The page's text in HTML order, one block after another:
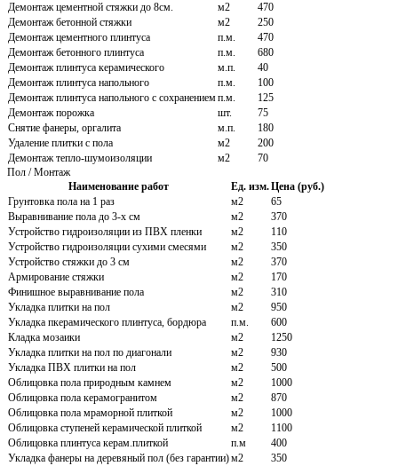
Демонтаж цементной стяжки до 8см.
м2
470
Демонтаж бетонной стяжки
м2
250
Демонтаж цементного плинтуса
п.м.
470
Демонтаж бетонного плинтуса
п.м.
680
Демонтаж плинтуса керамического
м.п.
40
Демонтаж плинтуса напольного
п.м.
100
Демонтаж плинтуса напольного с сохранениемп.м.
125
Демонтаж порожка
шт.
75
Снятие фанеры, оргалита
м.п.
180
Удаление плитки с пола
м2
200
Демонтаж тепло-шумоизоляции
м2
70
Пол / Монтаж
Наименование работ
Ед. изм.Цена (руб.)
Грунтовка пола на 1 раз
м2
65
Выравнивание пола до 3-х см
м2
370
Устройство гидроизоляции из ПВХ пленки
м2
110
Устройство гидроизоляции сухими смесями
м2
350
Устройство стяжки до 3 см
м2
370
Армирование стяжки
м2
170
Финишное выравнивание пола
м2
310
Укладка плитки на пол
м2
950
Укладка пкерамического плинтуса, бордюра
п.м.
600
Кладка мозаики
м2
1250
Укладка плитки на пол по диагонали
м2
930
Укладка ПВХ плитки на пол
м2
500
Облицовка пола природным камнем
м2
1000
Облицовка пола керамогранитом
м2
870
Облицовка пола мраморной плиткой
м2
1000
Облицовка ступеней керамической плиткой
м2
1100
Облицовка плинтуса керам.плиткой
п.м
400
Укладка фанеры на деревяный пол (без гарантии)м2
350